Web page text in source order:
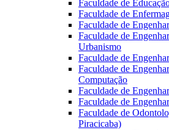
Faculdade de
Faculdade de
Faculdade de
Faculdade de
Urbanismo
Faculdade de
Faculdade de
Computação
Faculdade de
Faculdade de
Faculdade de
Piracicaba)